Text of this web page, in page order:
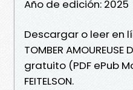
Año de edición: 2025
Descargar o leer en
TOMBER AMOUREUSE
gratuito (PDF ePub
FEITELSON.